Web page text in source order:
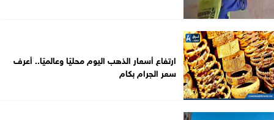
ارتفاع أسعار الذهب اليوم محليًا وعالميًا.. أعرف
سعر الجرام بكام